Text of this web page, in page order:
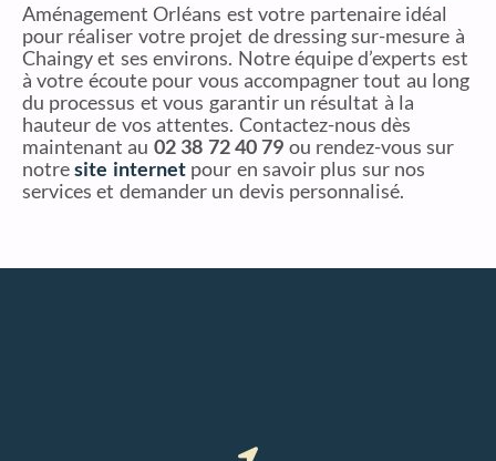
Aménagement Orléans est votre partenaire idéal
pour réaliser votre projet de dressing sur-mesure à
Chaingy et ses environs. Notre équipe d’experts est
à votre écoute pour vous accompagner tout au long
du processus et vous garantir un résultat à la
hauteur de vos attentes. Contactez-nous dès
maintenant au 02 38 72 40 79 ou rendez-vous sur
notresite internetpour en savoir plus sur nos
services et demander un devis personnalisé.